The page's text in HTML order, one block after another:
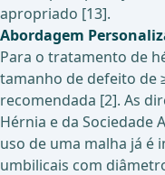
apropriado [13].
Abordagem
Para o tratamento de
tamanho de defeito de
recomendada [2]. As
Hérnia e da Sociedade
uso de uma malha já é
umbilicais com